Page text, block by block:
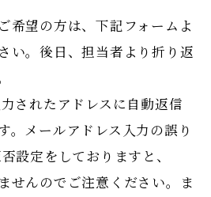
希望の方は、下記フォームよ
い。後日、担当者より折り返
されたアドレスに自動返信
。メールアドレス入力の誤り
設定をしておりますと、
せんのでご注意ください。ま